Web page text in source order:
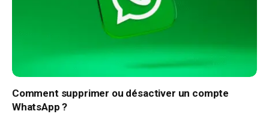
Comment supprimer ou désactiver un compte
WhatsApp ?